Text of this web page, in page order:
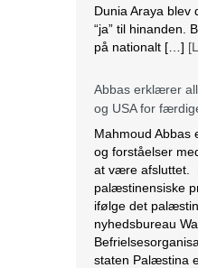
Dunia Araya blev
“ja” til hinanden.
på nationalt […]
Abbas erklærer
og USA for
Mahmoud
og forståelser
at være afsluttet.
palæstinensiske
ifølge det
nyhedsbureau
staten Palæstina